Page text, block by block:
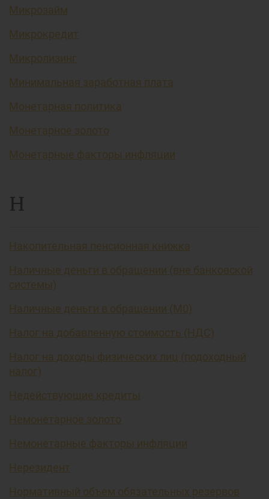
Микрозайм
Микрокредит
Микролизинг
Минимальная заработная плата
Монетарная политика
Монетарное золото
Монетарные факторы инфляции
Н
Накопительная пенсионная книжка
Наличные деньги в обращении (вне банковской
системы)
Наличные деньги в обращении (М0)
Налог на добавленную стоимость (НДС)
Налог на доходы физических лиц (подоходный
налог)
Недействующие кредиты
Немонетарное золото
Немонетарные факторы инфляции
Нерезидент
Нормативный объем обязательных резервов